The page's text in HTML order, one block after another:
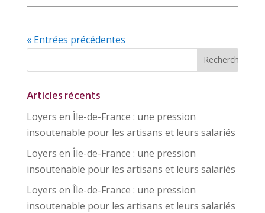
« Entrées précédentes
Articles récents
Loyers en Île-de-France : une pression
insoutenable pour les artisans et leurs salariés
Loyers en Île-de-France : une pression
insoutenable pour les artisans et leurs salariés
Loyers en Île-de-France : une pression
insoutenable pour les artisans et leurs salariés